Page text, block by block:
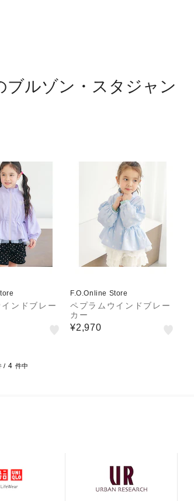
ブルゾン・スタジャン
ンドブレー
F.O.Online Store
ペプラムウインドブレー
カー
¥2,970
/ 4 件中